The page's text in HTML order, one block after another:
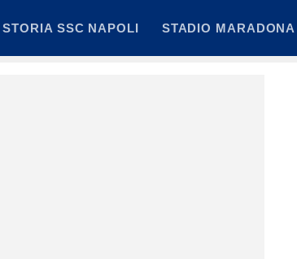
STORIA SSC NAPOLI STADIO MARADONA